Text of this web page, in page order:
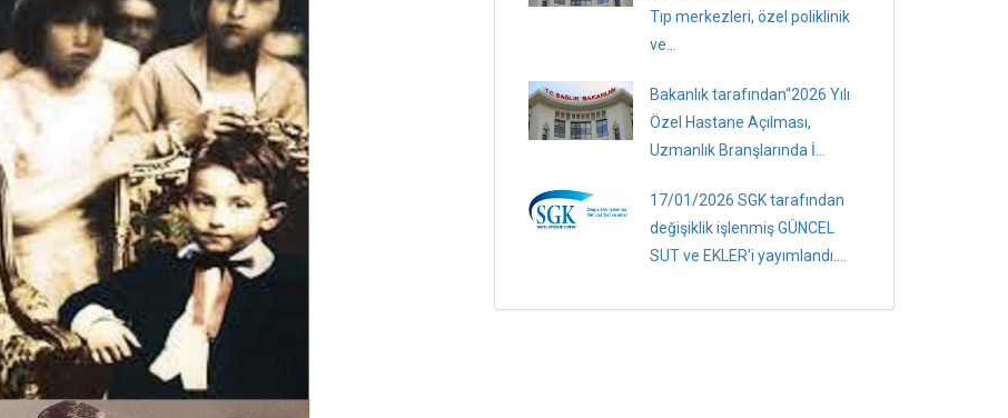
Tıp merkezleri, özel poliklinik
ve...
Bakanlık tarafından“2026 Yılı
Özel Hastane Açılması,
Uzmanlık Branşlarında İ...
17/01/2026 SGK tarafından
değişiklik işlenmiş GÜNCEL
SUT ve EKLER'i yayımlandı....